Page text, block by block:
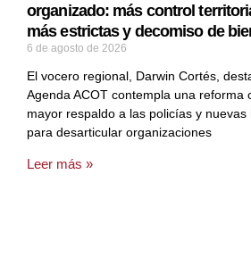
organizado: más control
más estrictas y decomiso de
6 de agosto de 2026
El vocero regional, Darwin Cortés,
Agenda ACOT contempla una reforma
mayor respaldo a las policías y nuevas
para desarticular organizaciones
Leer más »